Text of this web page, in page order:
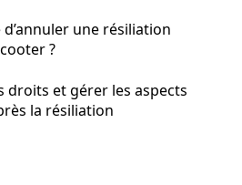
une résiliation
?
droits et gérer les aspects
la résiliation